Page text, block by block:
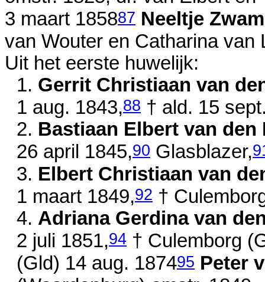
3 maart 185887 Neeltje
van Wouter en Catharina van
Uit het eerste huwelijk:
1. Gerrit Christiaan van
1 aug. 1843,88 † ald. 15
2. Bastiaan Elbert van den
26 april 1845,90 Glasblazer,
3. Elbert Christiaan van
1 maart 1849,92 †
4. Adriana Gerdina van
2 juli 1851,94 † Culemborg
(Gld) 14 aug. 187495 Peter